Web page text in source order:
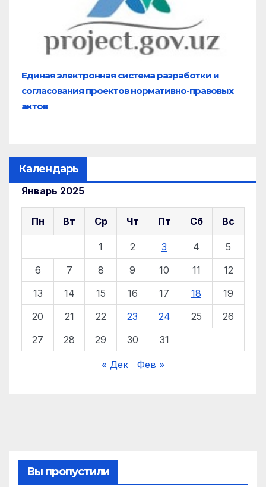
Единая электронная система разработки и
согласования проектов нормативно-правовых
актов
Календарь
Январь 2025
Пн Вт Ср Чт Пт Сб Вс
1 2 3 4
5
6
7 8 9 10 11
12
13
14 15 16 17 18
19
20
21 22 23 24 25
26
27
28 29 30 31
« Дек Фев »
Вы пропустили